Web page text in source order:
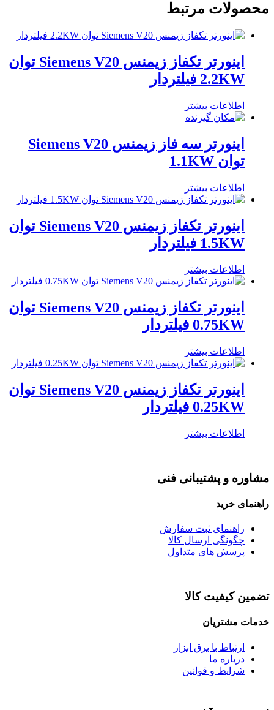
محصولات مرتبط
اینورتر تکفاز زیمنس Siemens V20 توان
2.2KW فیلتردار
اطلاعات بیشتر
اینورتر سه فاز زیمنس Siemens V20
توان 1.1KW
اطلاعات بیشتر
اینورتر تکفاز زیمنس Siemens V20 توان
1.5KW فیلتردار
اطلاعات بیشتر
اینورتر تکفاز زیمنس Siemens V20 توان
0.75KW فیلتردار
اطلاعات بیشتر
اینورتر تکفاز زیمنس Siemens V20 توان
0.25KW فیلتردار
اطلاعات بیشتر
مشاوره و پشتیبانی فنی
راهنمای خرید
راهنمای ثبت سفارش
چگونگی ارسال کالا
پرسش های متداول
تضمین کیفیت کالا
خدمات مشتریان
ارتباط با برق ابزار
درباره ما
شرایط و قوانین